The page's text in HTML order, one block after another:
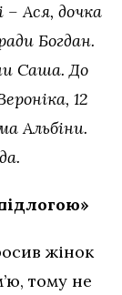
– Ася, дочка
Богдан.
Саша. До
12
Альбіни.
жінок
тому не